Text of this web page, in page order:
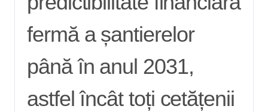
fermă a șantierelor
până în anul 2031,
astfel încât toți cetățenii